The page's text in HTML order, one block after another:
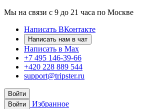
Мы на связи с 9 до 21 часа по Москве
Написать ВКонтакте
Написать нам в чат
Написать в Max
+7 495 146-39-66
+420 228 889 544
support@tripster.ru
Войти
Войти
Избранное